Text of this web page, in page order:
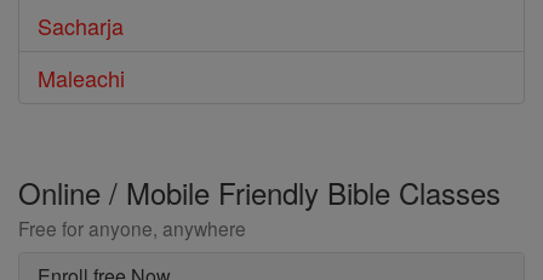
Sacharja
Maleachi
Online / Mobile Friendly Bible Classes
Free for anyone, anywhere